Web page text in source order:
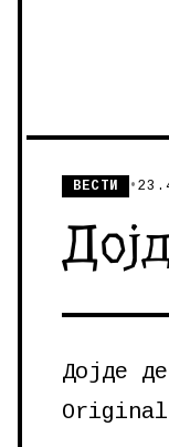
ВЕСТИ •
Дојде